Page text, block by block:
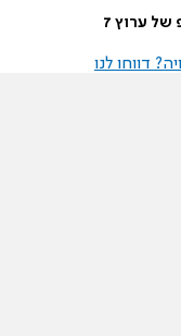
ערוץ 7
דווחו לנו